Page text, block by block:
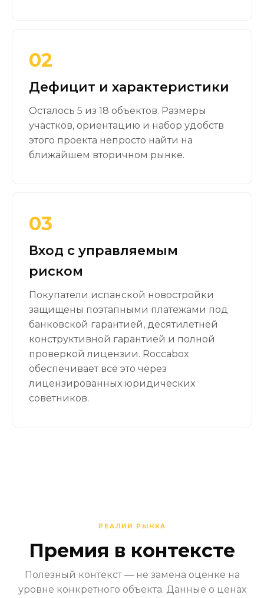
02
Дефицит и характеристики
Осталось 5 из 18 объектов. Размеры
участков, ориентацию и набор удобств
этого проекта непросто найти на
ближайшем вторичном рынке.
03
Вход с управляемым
риском
Покупатели испанской новостройки
защищены поэтапными платежами под
банковской гарантией, десятилетней
конструктивной гарантией и полной
проверкой лицензии. Roccabox
обеспечивает всё это через
лицензированных юридических
советников.
РЕАЛИИ РЫНКА
Премия в контексте
Полезный контекст — не замена оценке на
уровне конкретного объекта. Данные о ценах